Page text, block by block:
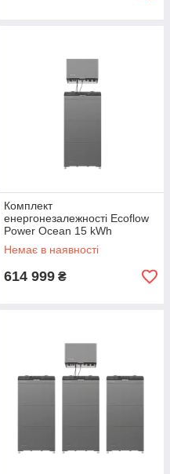
Комплект
енергонезалежності Ecoflow
Power Ocean 15 kWh
Немає в наявності
614 999 ₴